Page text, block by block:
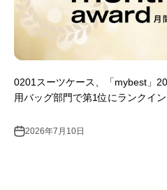
0201スーツケース、「mybest」
用バッグ部門で第1位にランクイン
2026年7月10日